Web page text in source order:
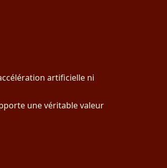
artificielle ni
une véritable valeur